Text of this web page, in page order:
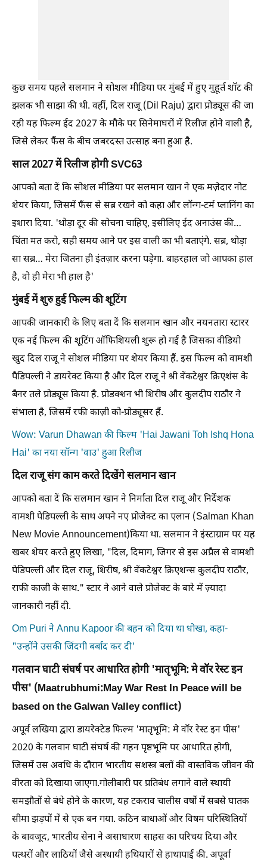
कुछ समय पहले सलमान ने सोशल मीडिया पर मुंबई में हुए मुहूर्त शॉट की
झलक भी साझा की थी. वहीं, दिल राजू (Dil Raju) द्वारा प्रोड्यूस की जा
रही यह फिल्म ईद 2027 के मौके पर सिनेमाघरों में रिलीज़ होने वाली है,
जिसे लेकर फैंस के बीच जबरदस्त उत्साह बना हुआ है.
साल 2027 में रिलीज होगी SVC63
आपको बता दें कि सोशल मीडिया पर सलमान खान ने एक मज़ेदार नोट
शेयर किया, जिसमें फैंस से सब्र रखने को कहा और लॉन्ग-टर्म प्लानिंग का
इशारा दिया. 'थोड़ा दूर की सोचना चाहिए, इसीलिए ईद अनाउंस की…
चिंता मत करो, सही समय आने पर इस वाली का भी बताएंगे. सब्र, थोड़ा
सा सब्र… मेरा जितना ही इंतज़ार करना पड़ेगा. बाहरहाल जो आपका हाल
है, वो ही मेरा भी हाल है'
मुंबई में शुरु हुई फिल्म की शूटिंग
आपकी जानकारी के लिए बता दें कि सलमान खान और नयनतारा स्टारर
एक नई फिल्म की शूटिंग ऑफिशियली शुरू हो गई है जिसका वीडियो
खुद दिल राजू ने सोशल मीडिया पर शेयर किया हैं. इस फिल्म को वामशी
पैडिपल्ली ने डायरेक्ट किया है और दिल राजू ने श्री वेंकटेश्वर क्रिएशंस के
बैनर तले प्रोड्यूस किया है. प्रोडक्शन भी शिरीष और कुलदीप राठौर ने
संभाला है, जिसमें रफी काज़ी को-प्रोड्यूसर हैं.
Wow: Varun Dhawan की फिल्म 'Hai Jawani Toh Ishq Hona
Hai' का नया सॉन्ग 'वाउ' हुआ रिलीज
दिल राजू संग काम करते दिखेंगे सलमान खान
आपको बता दें कि सलमान खान ने निर्माता दिल राजू और निर्देशक
वामशी पेडिपल्ली के साथ अपने नए प्रोजेक्ट का एलान (Salman Khan
New Movie Announcement)किया था. सलमान ने इंस्टाग्राम पर यह
खबर शेयर करते हुए लिखा, "दिल, दिमाग, जिगर से इस अप्रैल से वामशी
पेडिपल्ली और दिल राजू, शिरीष, श्री वेंकटेश्वर क्रिएशन्स कुलदीप राठौर,
राफी काजी के साथ." स्टार ने आने वाले प्रोजेक्ट के बारे में ज़्यादा
जानकारी नहीं दी.
Om Puri ने Annu Kapoor की बहन को दिया था धोखा, कहा-
"उन्होंने उसकी जिंदगी बर्बाद कर दी'
गलवान घाटी संघर्ष पर आधारित होगी 'मातृभूमि: मे वॉर रेस्ट इन
पीस' (Maatrubhumi:May War Rest In Peace will be
based on the Galwan Valley conflict)
अपूर्व लखिया द्वारा डायरेक्टेड फिल्म 'मातृभूमि: मे वॉर रेस्ट इन पीस'
2020 के गलवान घाटी संघर्ष की गहन पृष्ठभूमि पर आधारित होगी,
जिसमें उस अवधि के दौरान भारतीय सशस्त्र बलों की वास्तविक जीवन की
वीरता को दिखाया जाएगा.गोलीबारी पर प्रतिबंध लगाने वाले स्थायी
समझौतों से बंधे होने के कारण, यह टकराव चालीस वर्षों में सबसे घातक
सीमा झड़पों में से एक बन गया. कठिन बाधाओं और विषम परिस्थितियों
के बावजूद, भारतीय सेना ने असाधारण साहस का परिचय दिया और
पत्थरों और लाठियों जैसे अस्थायी हथियारों से हाथापाई की. अपूर्वा